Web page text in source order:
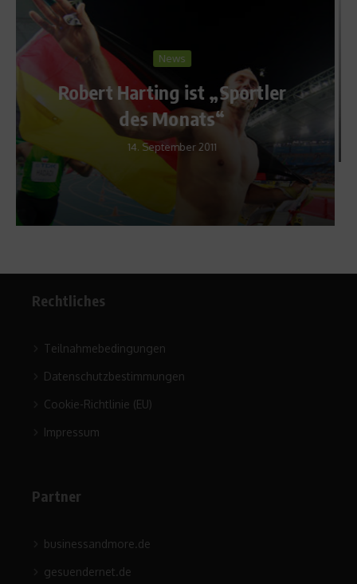
Interview mit Viktoria
Rebensburg
15. November 2010
Rechtliches
Teilnahmebedingungen
Datenschutzbestimmungen
Cookie-Richtlinie (EU)
Impressum
Partner
businessandmore.de
gesuendernet.de